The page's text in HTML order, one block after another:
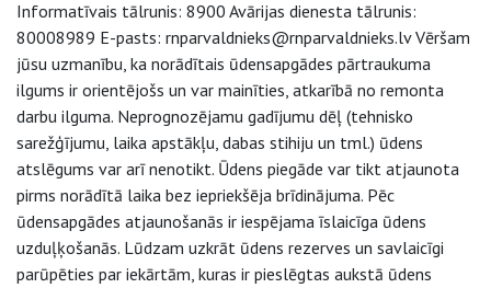
Informatīvais tālrunis: 8900 Avārijas dienesta tālrunis:
80008989 E-pasts: rnparvaldnieks@rnparvaldnieks.lv Vēršam
jūsu uzmanību, ka norādītais ūdensapgādes pārtraukuma
ilgums ir orientējošs un var mainīties, atkarībā no remonta
darbu ilguma. Neprognozējamu gadījumu dēļ (tehnisko
sarežģījumu, laika apstākļu, dabas stihiju un tml.) ūdens
atslēgums var arī nenotikt. Ūdens piegāde var tikt atjaunota
pirms norādītā laika bez iepriekšēja brīdinājuma. Pēc
ūdensapgādes atjaunošanās ir iespējama īslaicīga ūdens
uzduļķošanās. Lūdzam uzkrāt ūdens rezerves un savlaicīgi
parūpēties par iekārtām, kuras ir pieslēgtas aukstā ūdens